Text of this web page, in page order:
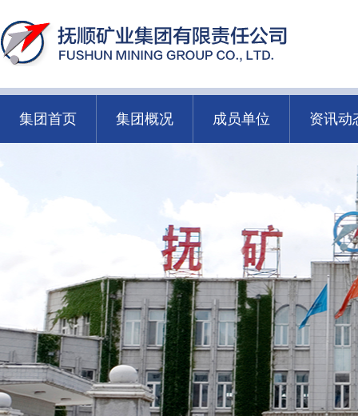
集团首页 集团概况 成员单位 资讯动